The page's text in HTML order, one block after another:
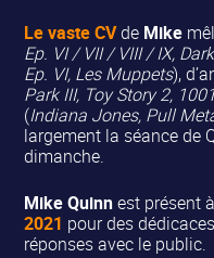
Le vaste CVde Mike
Ep. VI / VII / VIII / IX,
Ep. VI, Les Muppets),
Park III, Toy Story 2,
(Indiana Jones, Pull
largement la séance de
dimanche.
Mike Quinnest présent
2021 pour des
réponses avec le public.